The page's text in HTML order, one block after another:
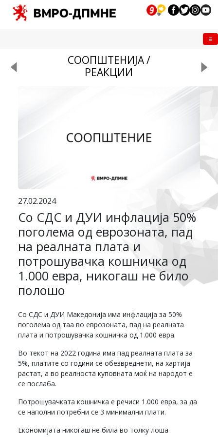
СООПШТЕНИЈА /
РЕАКЦИИ
27.02.2024
Со СДС и ДУИ инфлација 50%
поголема од еврозоната, пад
на реалната плата и
потрошувачка кошничка од
1.000 евра, никогаш не било
полошо
Со СДС и ДУИ Македонија има инфлација за 50%
поголема од таа во еврозоната, пад на реалната
плата и потрошувачка кошничка од 1.000 евра.
Во текот на 2022 година има пад реалната плата за
5%, платите со години се обезвреднети, на хартија
растат, а во реалноста куповната моќ на народот е
се послаба.
Потрошувачката кошничка е речиси 1.000 евра, за да
се наполни потребни се 3 минимални плати.
Економијата никогаш не била во толку лоша